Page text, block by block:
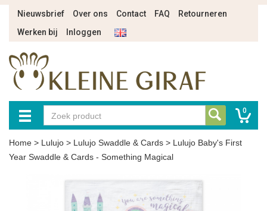
Nieuwsbrief Over ons Contact FAQ
Retourneren
Werken bij
Inloggen
0
Home > Lulujo > Lulujo Swaddle & Cards > Lulujo Baby's First
Year Swaddle & Cards - Something Magical